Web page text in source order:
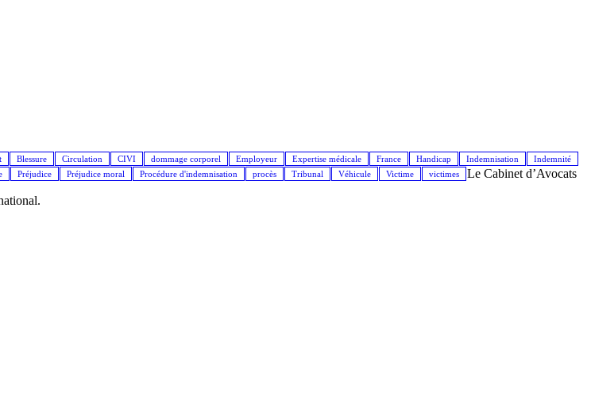
Blessure Circulation CIVI dommage corporel Employeur Expertise médicale France Handicap Indemnisation
Indemnité
Préjudice Préjudice moral Procédure d'indemnisation procès Tribunal Véhicule Victime victimes
Le Cabinet d’Avocats